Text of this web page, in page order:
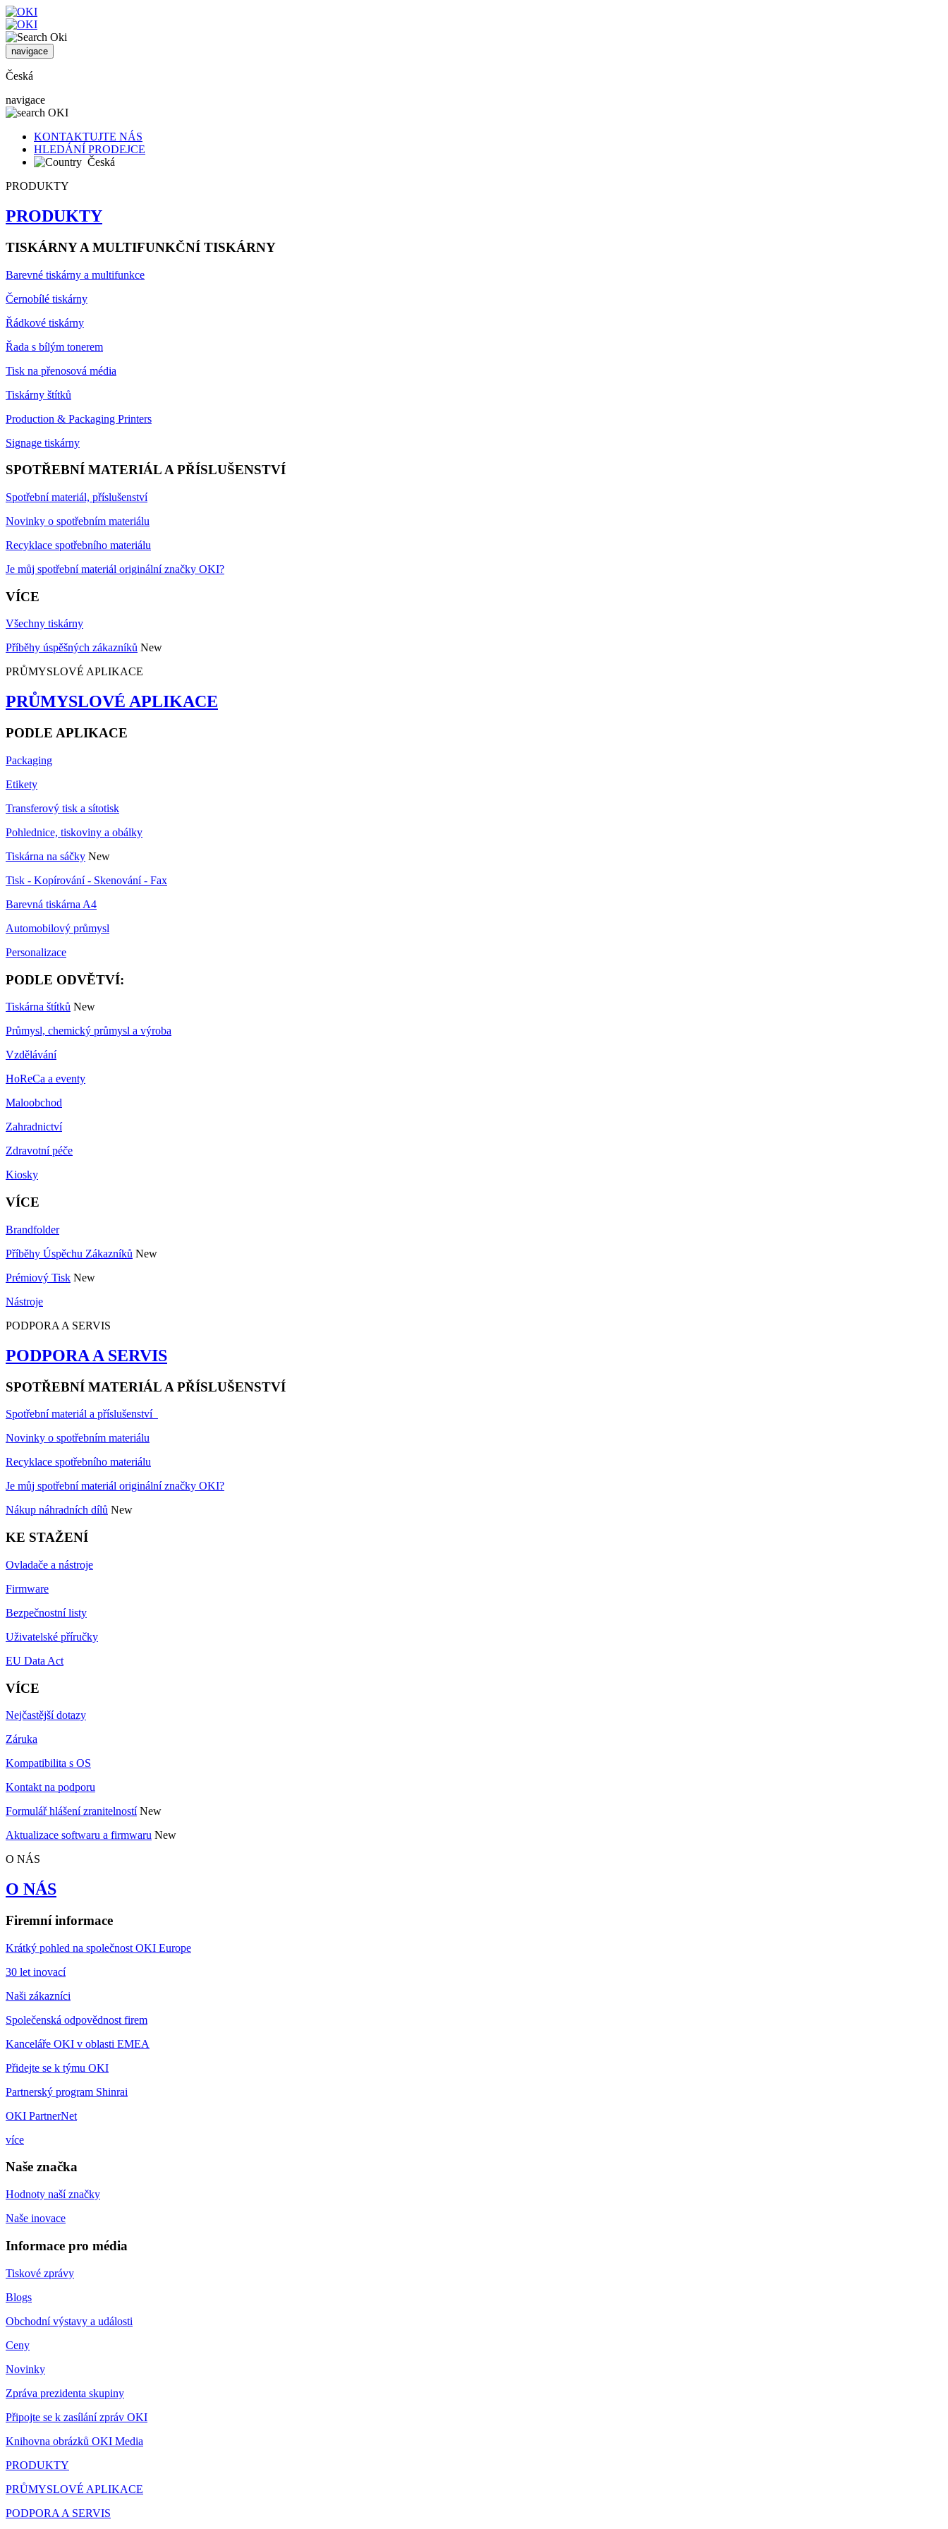
navigace
Česká
navigace
KONTAKTUJTE NÁS
HLEDÁNÍ PRODEJCE
Česká
PRODUKTY
PRODUKTY
TISKÁRNY A MULTIFUNKČNÍ TISKÁRNY
Barevné tiskárny a multifunkce
Černobílé tiskárny
Řádkové tiskárny
Řada s bílým tonerem
Tisk na přenosová média
Tiskárny štítků
Production & Packaging Printers
Signage tiskárny
SPOTŘEBNÍ MATERIÁL A PŘÍSLUŠENSTVÍ
Spotřební materiál, příslušenství
Novinky o spotřebním materiálu
Recyklace spotřebního materiálu
Je můj spotřební materiál originální značky OKI?
VÍCE
Všechny tiskárny
Příběhy úspěšných zákazníků New
PRŮMYSLOVÉ APLIKACE
PRŮMYSLOVÉ APLIKACE
PODLE APLIKACE
Packaging
Etikety
Transferový tisk a sítotisk
Pohlednice, tiskoviny a obálky
Tiskárna na sáčky New
Tisk - Kopírování - Skenování - Fax
Barevná tiskárna A4
Automobilový průmysl
Personalizace
PODLE ODVĚTVÍ:
Tiskárna štítků New
Průmysl, chemický průmysl a výroba
Vzdělávání
HoReCa a eventy
Maloobchod
Zahradnictví
Zdravotní péče
Kiosky
VÍCE
Brandfolder
Příběhy Úspěchu Zákazníků New
Prémiový Tisk New
Nástroje
PODPORA A SERVIS
PODPORA A SERVIS
SPOTŘEBNÍ MATERIÁL A PŘÍSLUŠENSTVÍ
Spotřební materiál a příslušenství
Novinky o spotřebním materiálu
Recyklace spotřebního materiálu
Je můj spotřební materiál originální značky OKI?
Nákup náhradních dílů New
KE STAŽENÍ
Ovladače a nástroje
Firmware
Bezpečnostní listy
Uživatelské příručky
EU Data Act
VÍCE
Nejčastější dotazy
Záruka
Kompatibilita s OS
Kontakt na podporu
Formulář hlášení zranitelností New
Aktualizace softwaru a firmwaru New
O NÁS
O NÁS
Firemní informace
Krátký pohled na společnost OKI Europe
30 let inovací
Naši zákazníci
Společenská odpovědnost firem
Kanceláře OKI v oblasti EMEA
Přidejte se k týmu OKI
Partnerský program Shinrai
OKI PartnerNet
více
Naše značka
Hodnoty naší značky
Naše inovace
Informace pro média
Tiskové zprávy
Blogs
Obchodní výstavy a události
Ceny
Novinky
Zpráva prezidenta skupiny
Připojte se k zasílání zpráv OKI
Knihovna obrázků OKI Media
PRODUKTY
PRŮMYSLOVÉ APLIKACE
PODPORA A SERVIS